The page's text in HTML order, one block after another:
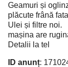
Geamuri și
plăcute frână
Ulei și filtre noi.
mașina are
Detalii la tel
ID anunț: